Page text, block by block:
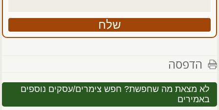
הדפסה
לא מצאת מה שחפשת? חפש צימרים/עסקים נוספים
באמירים